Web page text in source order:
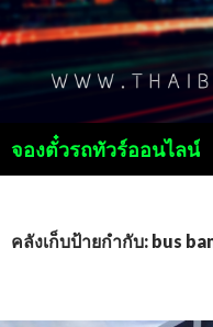
จองตั๋วรถทัวร์ออนไลน์
เนื้อหา
คลังเก็บป้ายกำกับ: bus